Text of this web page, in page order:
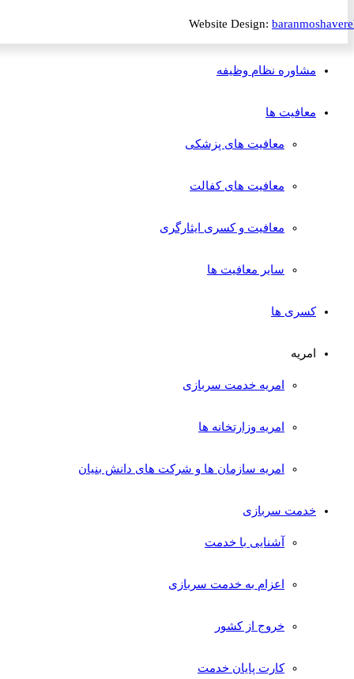
Website Design:
مشاوره نظام وظیفه
معافیت ها
معافیت های پزشکی
معافیت های کفالت
معافیت و کسری ایثارگری
سایر معافیت ها
کسری ها
امریه
امریه خدمت سربازی
امریه وزارتخانه ها
امریه سازمان ها و شرکت های دانش بنیان
خدمت سربازی
آشنایی با خدمت
اعزام به خدمت سربازی
خروج از کشور
کارت پایان خدمت